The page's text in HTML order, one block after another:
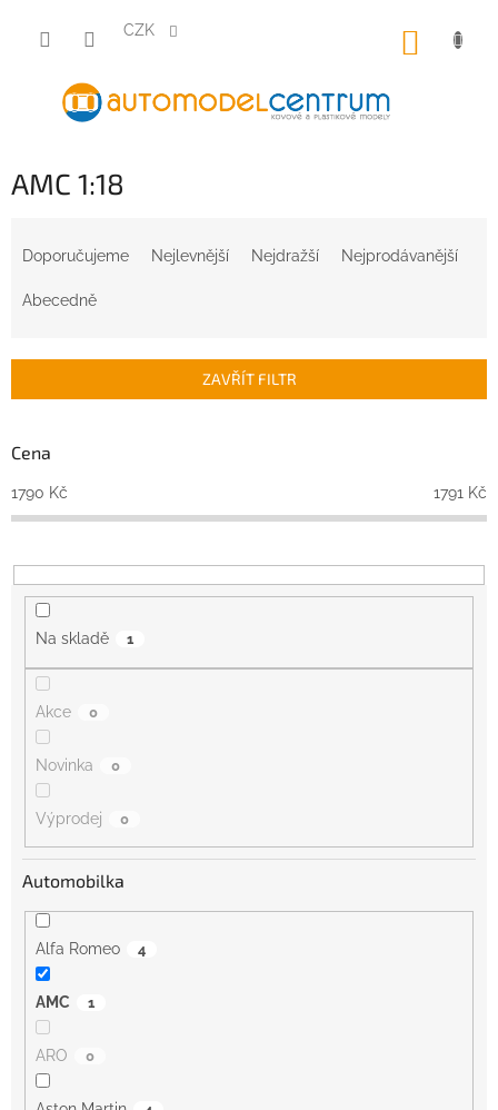
obsah
CZK
AMC 1:18
r
d
k
t
Doporučujeme Nejlevnější Nejdražší Nejprodávanější
Abecedně
ZAVŘÍT FILTR
Cena
1790 Kč 1791 Kč
Na skladě 1
Akce 0
Novinka 0
Výprodej 0
Automobilka
Alfa Romeo 4
AMC 1
ARO 0